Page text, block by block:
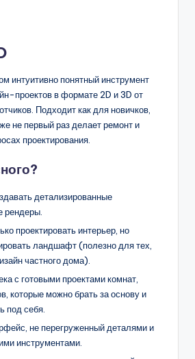
интуитивно понятный инструмент
проектов в формате 2D и 3D от
Подходит как для новичков,
не первый раз делает ремонт и
проектирования.
детализированные
рендеры.
проектировать интерьер, но
ландшафт (полезно для тех,
частного дома).
с готовыми проектами комнат,
которые можно брать за основу и
под себя.
не перегруженный деталями и
инструментами.